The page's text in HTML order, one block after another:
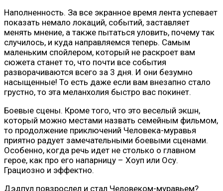
Наполненность. За все экранное время лента успевает
показать немало локаций, событий, заставляет
менять мнение, а также пытаться уловить, почему так
случилось, и куда направляемся теперь. Самым
маленьким спойлером, который не раскроет вам
сюжета станет то, что почти все события
разворачиваются всего за 3 дня. И они безумно
насыщенные! То есть даже если вам внезапно стало
грустно, то эта меланхолия быстро вас покинет.
Боевые сцены. Кроме того, что это веселый экшн,
который можно местами назвать семейным фильмом,
то продолжение приключений Человека-муравья
приятно радует замечательными боевыми сценами.
Особенно, когда речь идет не столько о главном
герое, как про его напарницу – Хоуп или Осу.
Грациозно и эффектно.
Дэдпул повзрослел и стал Человеком-муравьем?